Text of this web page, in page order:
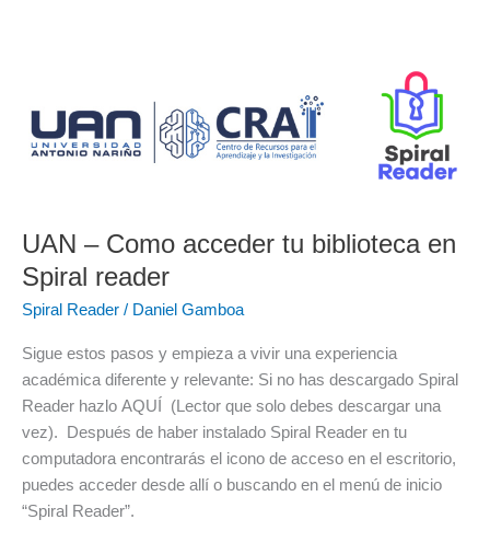
UAN – Como acceder tu biblioteca en
Spiral reader
Spiral Reader / Daniel Gamboa
Sigue estos pasos y empieza a vivir una experiencia
académica diferente y relevante: Si no has descargado Spiral
Reader hazlo AQUÍ (Lector que solo debes descargar una
vez). Después de haber instalado Spiral Reader en tu
computadora encontrarás el icono de acceso en el escritorio,
puedes acceder desde allí o buscando en el menú de inicio
“Spiral Reader”.
acceder
tu
reader